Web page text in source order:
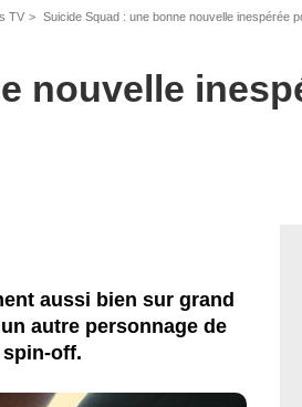
TV Suicide Squad : une bonne nouvelle inespérée
nouvelle
cet article
aussi bien sur grand
autre personnage de
off.